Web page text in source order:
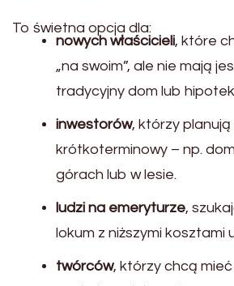
To świetna opcja dla:
nowych właścicieli, które
„na swoim”, ale nie mają
tradycyjny dom lub
inwestorów, którzy planują
krótkoterminowy – np.
górach lub w lesie.
ludzi na emeryturze,
lokum z niższymi kosztami
twórców, którzy chcą mieć